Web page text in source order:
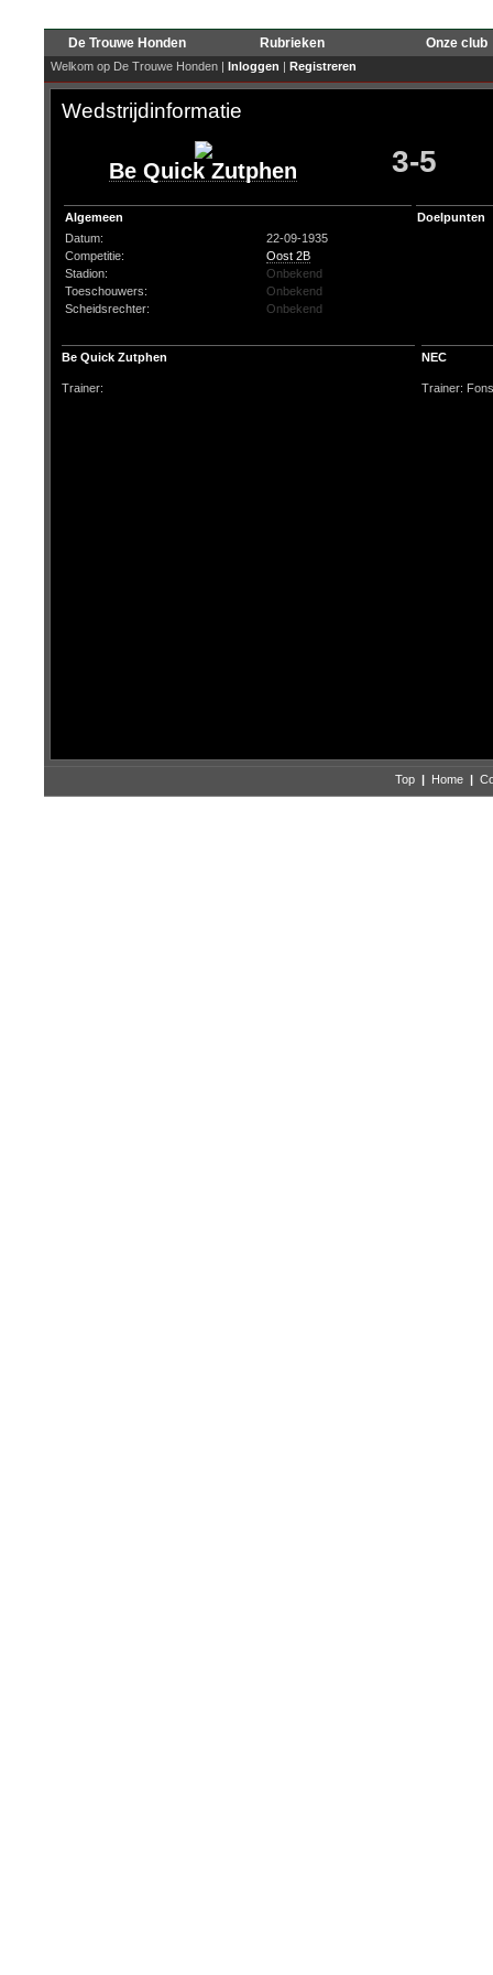
De Trouwe Honden Rubrieken Onze club
Welkom op De Trouwe Honden | Inloggen | Registreren
Wedstrijdinformatie
Be Quick Zutphen 3-5
Algemeen
Datum:
22-09-1935
Competitie:
Oost 2B
Stadion:
Onbekend
Toeschouwers:
Onbekend
Scheidsrechter:
Onbekend
Doelpunten
Be Quick Zutphen NEC
Trainer: Trainer:
Top | Home |